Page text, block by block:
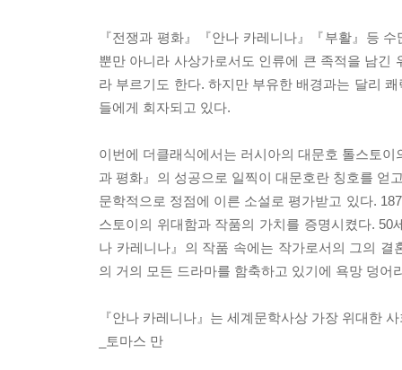
『전쟁과 평화』『안나 카레니나』『부활』등
뿐만 아니라 사상가로서도 인류에 큰 족적을 남긴
라 부르기도 한다. 하지만 부유한 배경과는 달리
들에게 회자되고 있다.
이번에 더클래식에서는 러시아의 대문호 톨스토
과 평화』의 성공으로 일찍이 대문호란 칭호를 얻
문학적으로 정점에 이른 소설로 평가받고 있다.
스토이의 위대함과 작품의 가치를 증명시켰다.
나 카레니나』의 작품 속에는 작가로서의 그의
의 거의 모든 드라마를 함축하고 있기에 욕망 덩
『안나 카레니나』는 세계문학사상 가장 위대한
_토마스 만